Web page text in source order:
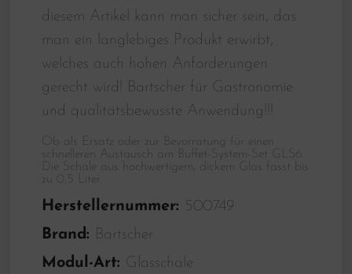
diesem Artikel kann man sicher sein, das
man ein langlebiges Produkt erwirbt,
welches auch hohen Anforderungen
gerecht wird! Bartscher für Gastronomie
und qualitätsbewusste Anwendung!!!
Ob als Ersatz oder zur Bevorratung für einen
schnelleren Austausch am Buffet-System-Set GLS6.
Die Schale aus hochwertigem, dickem Glas fasst bis
zu 0,5 Liter.
Herstellernummer: 500749
Brand:
Bartscher
Modul-Art: Glasschale